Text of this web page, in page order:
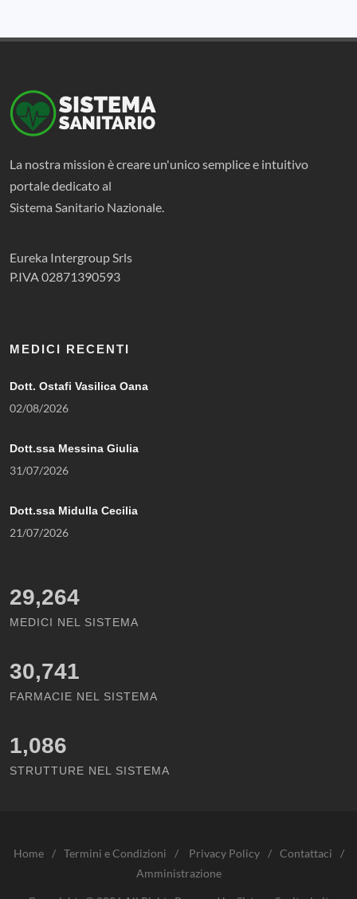
La nostra mission è creare un'unico semplice e intuitivo
portale dedicato al
Sistema Sanitario Nazionale.
Eureka Intergroup Srls
P.IVA 02871390593
MEDICI RECENTI
Dott. Ostafi Vasilica Oana
02/08/2026
Dott.ssa Messina Giulia
31/07/2026
Dott.ssa Midulla Cecilia
21/07/2026
29,264
MEDICI NEL SISTEMA
30,741
FARMACIE NEL SISTEMA
1,086
STRUTTURE NEL SISTEMA
Home / Termini e Condizioni / Privacy Policy / Contattaci
/
Amministrazione